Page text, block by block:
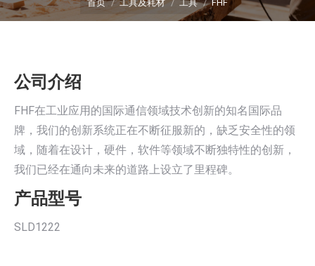
首页 工具及耗材 工具 FHF
公司介绍
FHF在工业应用的国际通信领域技术创新的知名国际品
牌，我们的创新系统正在不断征服新的，缺乏安全性的领
域，随着在设计，硬件，软件等领域不断独特性的创新，
我们已经在通向未来的道路上设立了里程碑。
产品型号
SLD1222